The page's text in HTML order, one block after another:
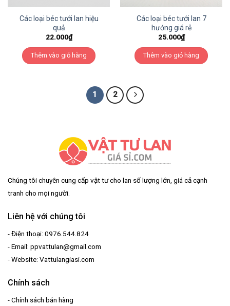
Các loại béc tưới lan hiệu
quả
22.000₫
Thêm vào giỏ hàng
Các loại béc tưới lan 7
hướng giá rẻ
25.000₫
Thêm vào giỏ hàng
1 2
Chúng tôi chuyên cung cấp vật tư cho lan số lượng lớn, giá cả cạnh
tranh cho mọi người.
Liên hệ với chúng tôi
- Điện thoại: 0976.544.824
- Email: ppvattulan@gmail.com
- Website: Vattulangiasi.com
Chính sách
-Chính sách bán hàng